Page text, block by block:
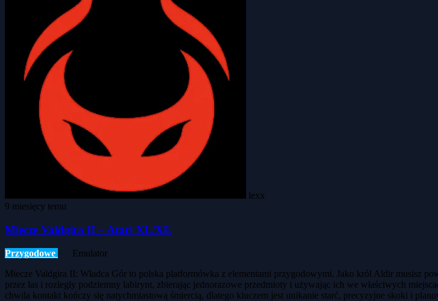
lexx
9 miesięcy temu
Miecze Valdgira II – Atari XL/XE
Przygodowe
Emulator
Miecze Valdgira II: Władca Gór to polska platformówka z elementami przygodowymi. Jako król Aldir musisz
przez las i rozległy podziemny labirynt, zbierając jednorazowe przedmioty i używając ich we właściwych
chwila kontakt kończy się natychmiastową śmiercią, dlatego kluczem jest unikanie starć, precyzyjne skoki i